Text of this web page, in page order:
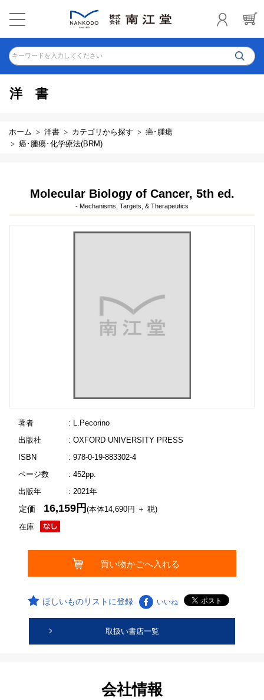
キーワードを入力してください
洋書
ホーム 洋書 カテゴリから探す
癌･腫瘍
癌･腫瘍･化学療法(BRM)
Molecular Biology of Cancer, 5th ed.
- Mechanisms, Targets, & Therapeutics
著者
: L.Pecorino
出版社
: OXFORD UNIVERSITY PRESS
ISBN
: 978-0-19-883302-4
ページ数
: 452pp.
出版年
: 2021年
在庫
定価 16,159円(本体14,690円 ＋ 税)
ほしいものリストに登録 いいね
取扱い書店一覧
会社情報